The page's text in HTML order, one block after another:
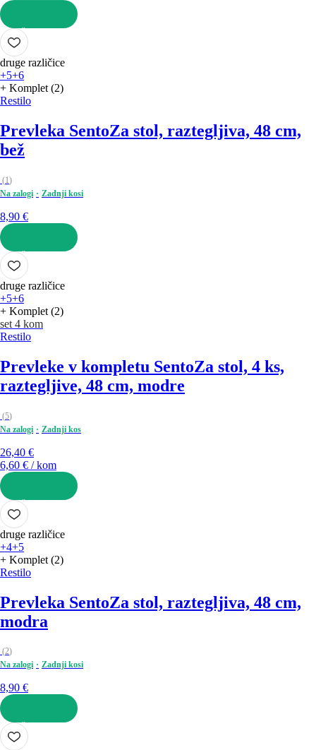
V KOŠARICO
druge različice
+5+6
+ Komplet (2)
Restilo
Prevleka SentoZa stol, raztegljiva, 48 cm,
bež
(1)
Na zalogi
Zadnji kosi
8,90 €
V KOŠARICO
druge različice
+5+6
+ Komplet (2)
set 4 kom
Restilo
Prevleke v kompletu SentoZa stol, 4 ks,
raztegljive, 48 cm, modre
(5)
Na zalogi
Zadnji kos
26,40 €
6,60 € / kom
V KOŠARICO
druge različice
+4+5
+ Komplet (2)
Restilo
Prevleka SentoZa stol, raztegljiva, 48 cm,
modra
(2)
Na zalogi
Zadnji kosi
8,90 €
V KOŠARICO